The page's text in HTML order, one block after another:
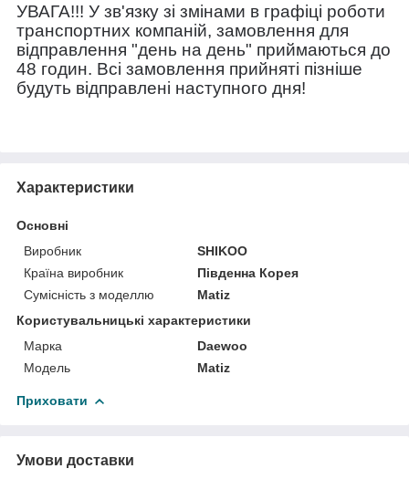
УВАГА!!! У зв'язку зі змінами в графіці роботи
транспортних компаній, замовлення для
відправлення "день на день" приймаються до
48 годин. Всі замовлення прийняті пізніше
будуть відправлені наступного дня!
Характеристики
Основні
Виробник
SHIKOO
Країна виробник
Південна Корея
Сумісність з моделлю
Matiz
Користувальницькі характеристики
Марка
Daewoo
Мoдель
Matiz
Приховати
Умови доставки